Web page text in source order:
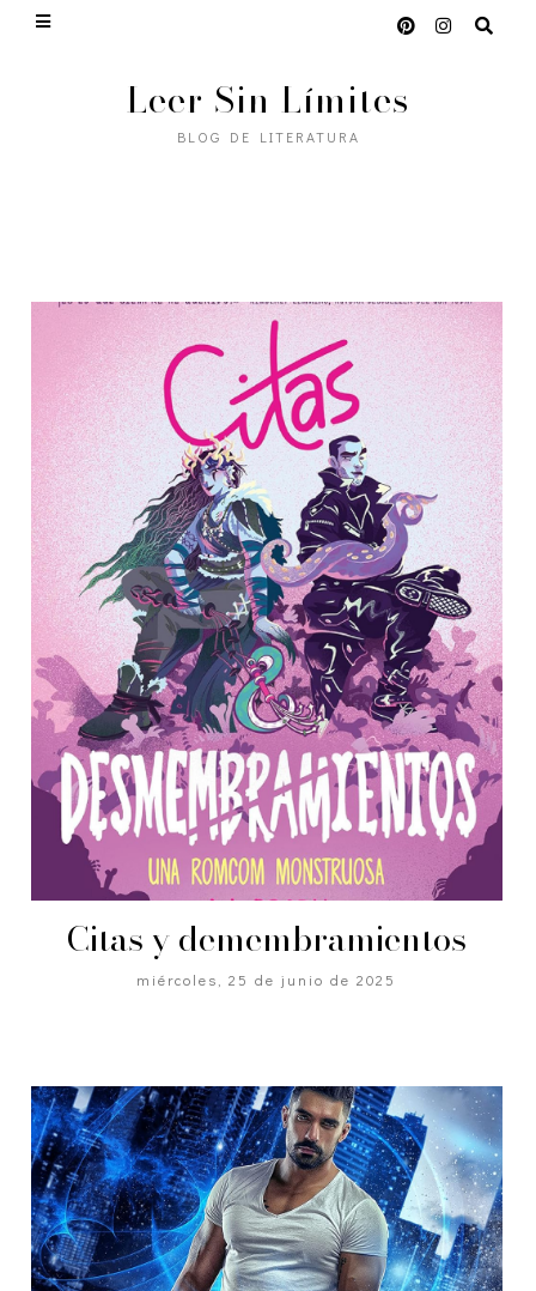
Leer Sin Límites
BLOG DE LITERATURA
Citas y demembramientos
miércoles, 25 de junio de 2025